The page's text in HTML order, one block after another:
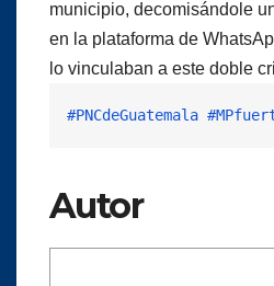
municipio, decomisándole
en la plataforma de
lo vinculaban a este doble
#PNCdeGuatemala
Autor